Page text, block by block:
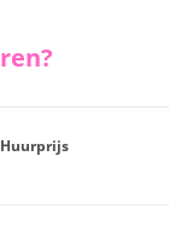
Huurprijs